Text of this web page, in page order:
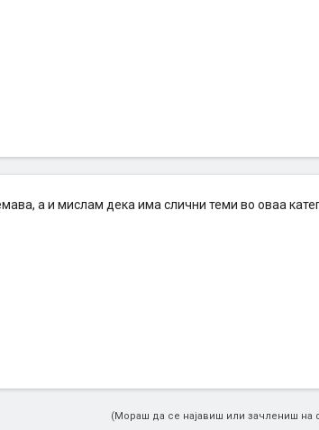
а и мислам дека има слични теми во оваа
(Мораш да се најавиш или зачлениш на